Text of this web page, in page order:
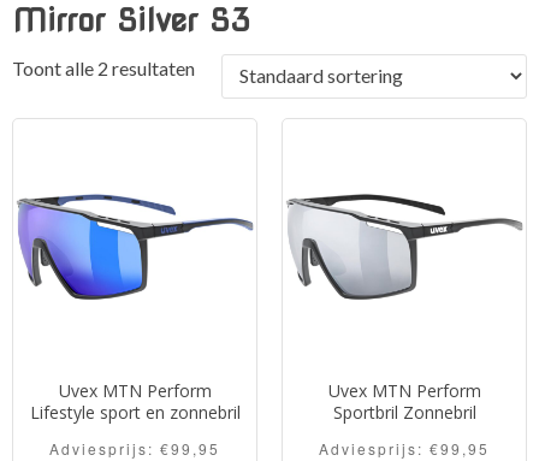
Mirror Silver S3
Toont alle 2 resultaten
Uvex MTN Perform
Lifestyle sport en zonnebril
Adviesprijs: €99,95
Uvex MTN Perform
Sportbril Zonnebril
Adviesprijs: €99,95